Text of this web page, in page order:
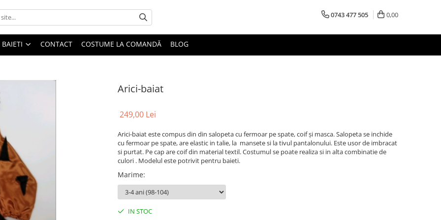
0743 477 505 0,00
BAIETI CONTACT COSTUME LA COMANDĂ BLOG
Arici-baiat
249,00 Lei
Arici-baiat este compus din din salopeta cu fermoar pe spate, coif și masca. Salopeta se inchide
cu fermoar pe spate, are elastic in talie, la mansete si la tivul pantalonului. Este usor de imbracat
si purtat. Pe cap are coif din material textil. Costumul se poate realiza si in alta combinatie de
culori . Modelul este potrivit pentru baieti.
Marime:
IN STOC